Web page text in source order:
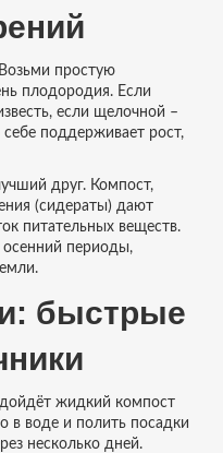
простую
плодородия. Если
если щелочной –
поддерживает рост,
друг. Компост,
(сидераты) дают
питательных веществ.
осенний периоды,
быстрые
жидкий компост
в воде и полить посадки
несколько дней.